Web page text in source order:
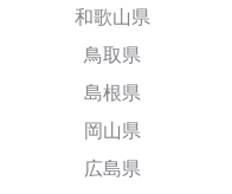
和歌山県
鳥取県
島根県
岡山県
広島県